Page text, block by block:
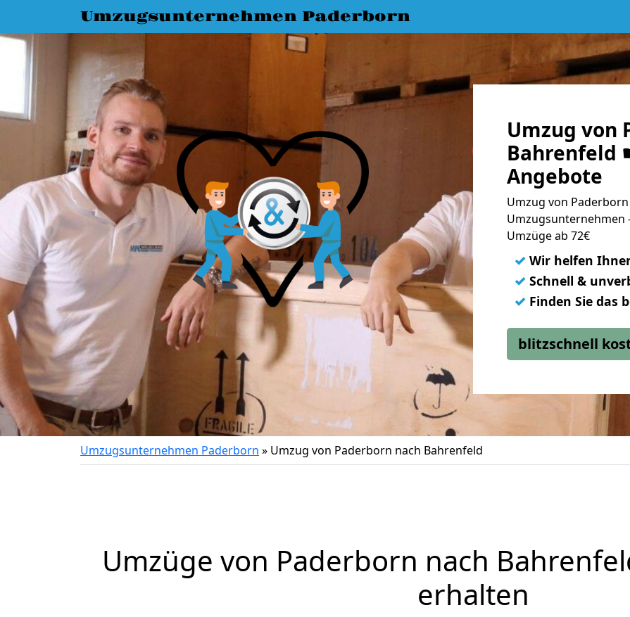
Umzugsunternehmen Paderborn
Umzug von
Bahrenfeld
Angebote
Umzug von
Umzugsunternehmen
Umzüge ab 72€
✓ Wir helfen
✓ Schnell &
✓ Finden Sie das
blitzschnell
Umzugsunternehmen Paderborn » Umzug von Paderborn nach Bahrenfeld
Umzüge von Paderborn nach
erhalten